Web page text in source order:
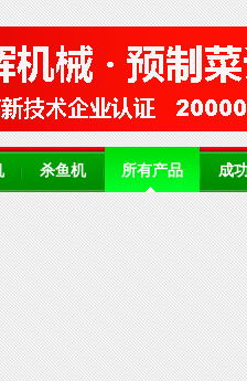
杀鱼机 所有产品 成